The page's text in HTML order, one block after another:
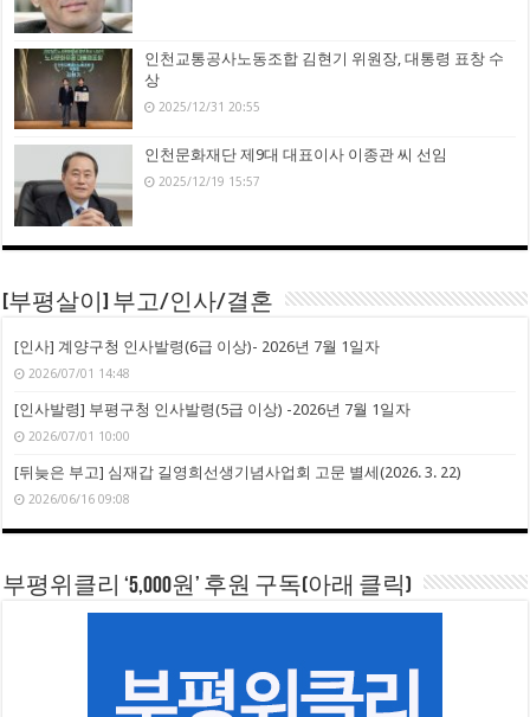
인천교통공사노동조합 김현기 위원장, 대통령 표창 수
상
2025/12/31 20:55
인천문화재단 제9대 대표이사 이종관 씨 선임
2025/12/19 15:57
[부평살이] 부고/인사/결혼
[인사] 계양구청 인사발령(6급 이상)- 2026년 7월 1일자
2026/07/01 14:48
[인사발령] 부평구청 인사발령(5급 이상) -2026년 7월 1일자
2026/07/01 10:00
[뒤늦은 부고] 심재갑 길영희선생기념사업회 고문 별세(2026. 3. 22)
2026/06/16 09:08
부평위클리 ‘5,000원’ 후원 구독(아래 클릭)